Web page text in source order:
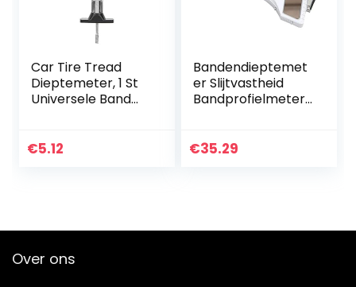
Car Tire Tread
Dieptemeter, 1 St
Universele Band
Loopvlak
€5.12
Bandendieptemet
er Slijtvastheid
Bandprofielmeter
Bandprofieldiepte
€35.29
Over ons